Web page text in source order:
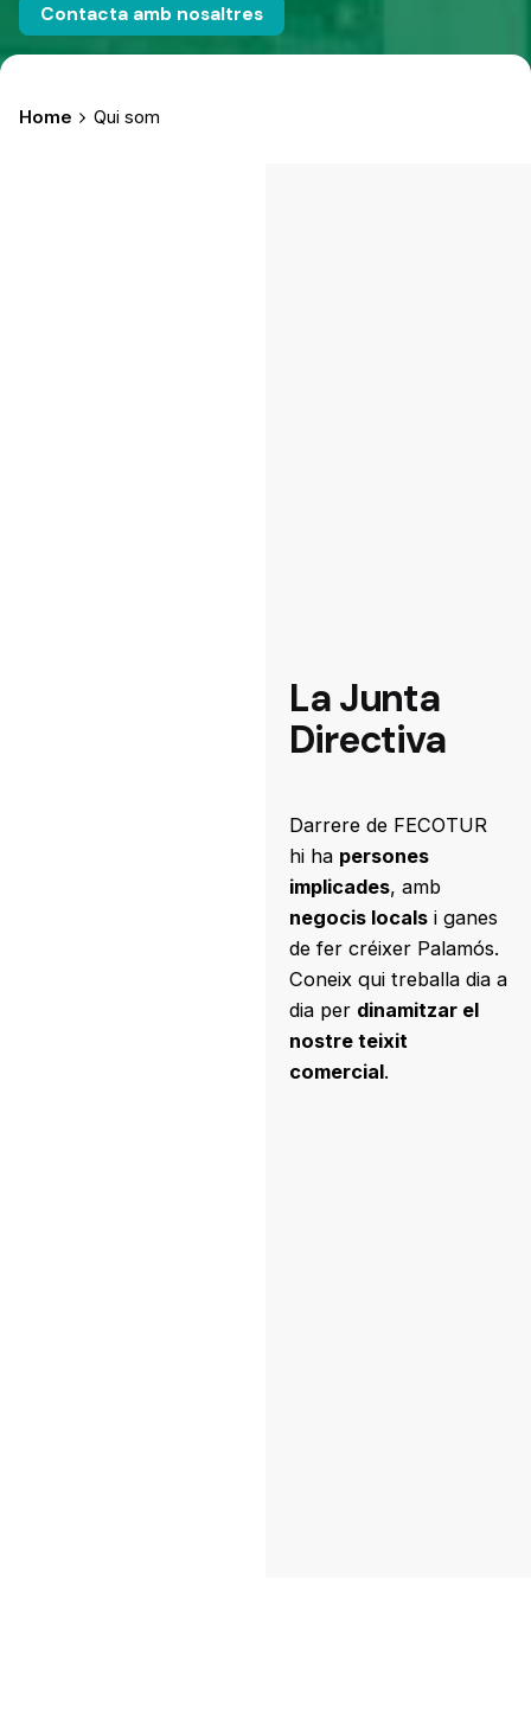
Contacta amb nosaltres
Home Qui som
La Junta
Directiva
Darrere de FECOTUR
hi ha persones
implicades, amb
negocis locals i ganes
de fer créixer Palamós.
Coneix qui treballa dia a
dia per dinamitzar el
nostre teixit
comercial.